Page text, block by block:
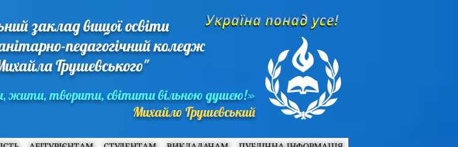
заклад вищої освіти
педагогічний коледж
Грушевського"
жити, творити, світити вільною душею!»
Михайло Грушевський